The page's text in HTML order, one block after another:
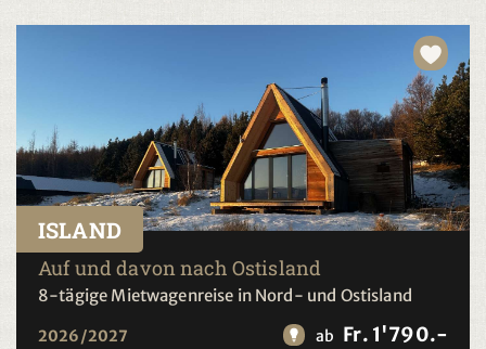
ISLAND
Auf und davon nach Ostisland
8-tägige Mietwagenreise in Nord- und Ostisland
2026/2027 ab Fr. 1'790.-